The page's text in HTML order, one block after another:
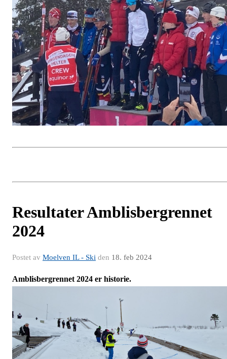
Resultater Amblisbergrennet
2024
Postet av Moelven IL - Ski den 18. feb 2024
Amblisbergrennet 2024 er historie.